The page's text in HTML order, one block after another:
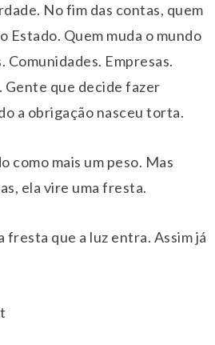
No fim das contas, quem
Estado. Quem muda o mundo
Comunidades. Empresas.
Gente que decide fazer
a obrigação nasceu torta.
como mais um peso. Mas
ela vire uma fresta.
fresta que a luz entra. Assim já